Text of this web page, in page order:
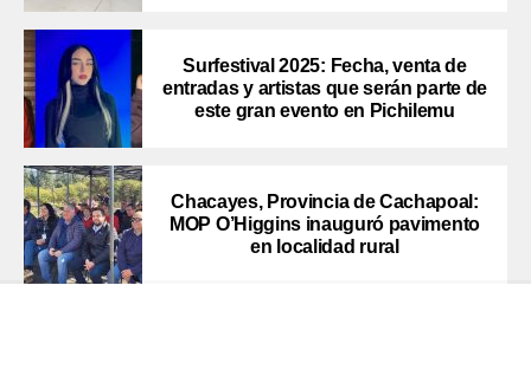
Surfestival 2025: Fecha, venta de
entradas y artistas que serán parte de
este gran evento en Pichilemu
Chacayes, Provincia de Cachapoal:
MOP O’Higgins inauguró pavimento
en localidad rural